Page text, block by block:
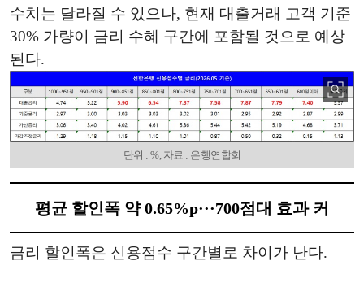
수치는 달라질 수 있으나, 현재 대출거래 고객 기준
30% 가량이 금리 수혜 구간에 포함될 것으로 예상
된다.
단위 : %, 자료 : 은행연합회
평균 할인폭 약 0.65%p···700점대 효과 커
금리 할인폭은 신용점수 구간별로 차이가 난다.